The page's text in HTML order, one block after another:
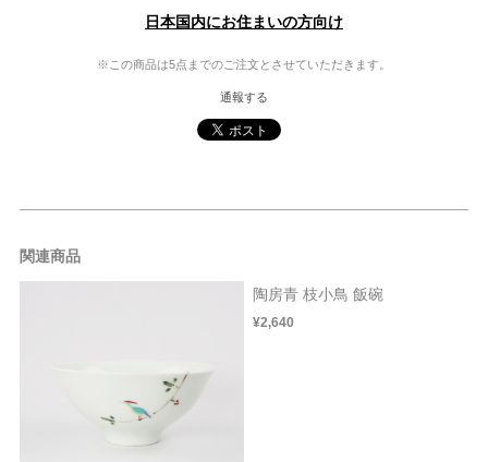
日本国内にお住まいの方向け
※この商品は5点までのご注文とさせていただきます。
通報する
関連商品
陶房青 枝小鳥 飯碗
¥2,640